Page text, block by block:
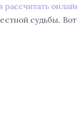
судьбы.